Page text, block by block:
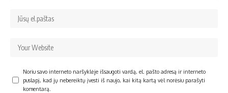
Noriu savo interneto naršyklėje išsaugoti vardą, el. pašto adresą ir interneto
puslapį, kad jų nebereiktų įvesti iš naujo, kai kitą kartą vėl norėsiu parašyti
komentarą.